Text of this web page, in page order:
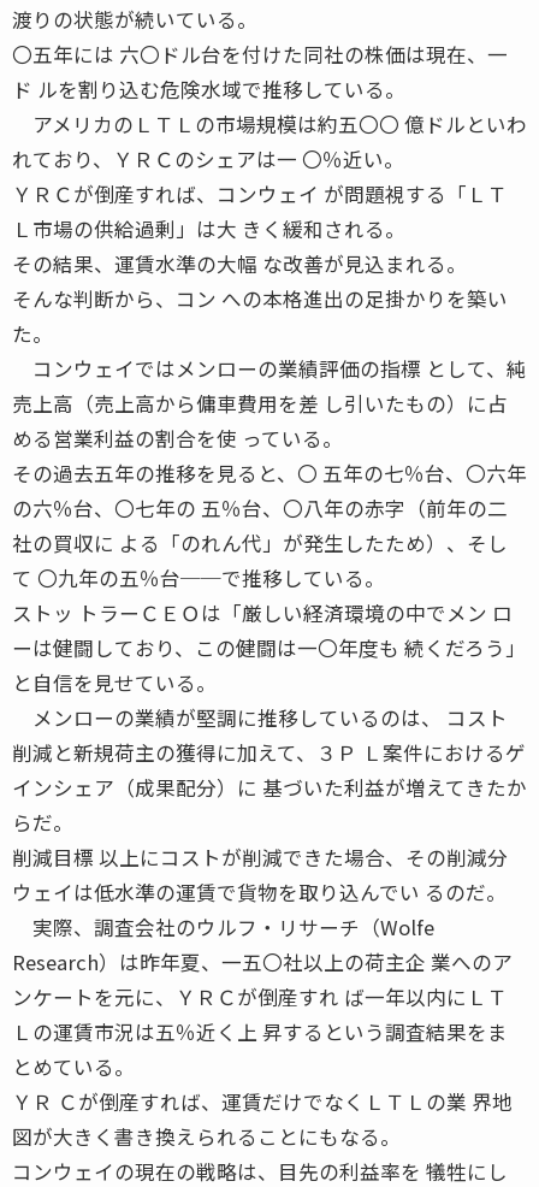
渡りの状態が続いている。
〇五年には 六〇ドル台を付けた同社の株価は現在、一
ド ルを割り込む危険水域で推移している。
アメリカのＬＴＬの市場規模は約五〇〇 億ドルといわ
れており、ＹＲＣのシェアは一 〇％近い。
ＹＲＣが倒産すれば、コンウェイ が問題視する「ＬＴ
Ｌ市場の供給過剰」は大 きく緩和される。
その結果、運賃水準の大幅 な改善が見込まれる。
そんな判断から、コン への本格進出の足掛かりを築い
た。
コンウェイではメンローの業績評価の指標 として、純
売上高（売上高から傭車費用を差 し引いたもの）に占
める営業利益の割合を使 っている。
その過去五年の推移を見ると、〇 五年の七％台、〇六年
の六％台、〇七年の 五％台、〇八年の赤字（前年の二
社の買収に よる「のれん代」が発生したため）、そし
て 〇九年の五％台──で推移している。
ストッ トラーＣＥＯは「厳しい経済環境の中でメン ロ
ーは健闘しており、この健闘は一〇年度も 続くだろう」
と自信を見せている。
メンローの業績が堅調に推移しているのは、 コスト
削減と新規荷主の獲得に加えて、３Ｐ Ｌ案件におけるゲ
インシェア（成果配分）に 基づいた利益が増えてきたか
らだ。
削減目標 以上にコストが削減できた場合、その削減分
ウェイは低水準の運賃で貨物を取り込んでい るのだ。
実際、調査会社のウルフ・リサーチ（Wolfe
Research）は昨年夏、一五〇社以上の荷主企 業へのア
ンケートを元に、ＹＲＣが倒産すれ ば一年以内にＬＴ
Ｌの運賃市況は五％近く上 昇するという調査結果をま
とめている。
ＹＲ Ｃが倒産すれば、運賃だけでなくＬＴＬの業 界地
図が大きく書き換えられることにもなる。
コンウェイの現在の戦略は、目先の利益率を 犠牲にし